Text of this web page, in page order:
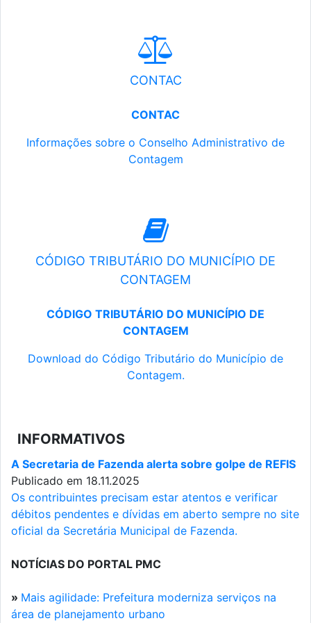
CONTAC
CONTAC
Informações sobre o Conselho Administrativo de
Contagem
CÓDIGO TRIBUTÁRIO DO MUNICÍPIO DE
CONTAGEM
CÓDIGO TRIBUTÁRIO DO MUNICÍPIO DE
CONTAGEM
Download do Código Tributário do Município de
Contagem.
INFORMATIVOS
A Secretaria de Fazenda alerta sobre golpe de REFIS
Publicado em 18.11.2025
Os contribuintes precisam estar atentos e verificar
débitos pendentes e dívidas em aberto sempre no site
oficial da Secretária Municipal de Fazenda.
NOTÍCIAS DO PORTAL PMC
» Mais agilidade: Prefeitura moderniza serviços na
área de planejamento urbano